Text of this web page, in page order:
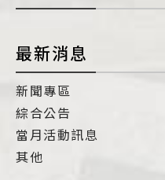
最新消息
新聞專區
綜合公告
當月活動訊息
其他